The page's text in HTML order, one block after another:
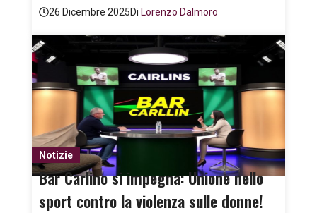
26 Dicembre 2025Di Lorenzo Dalmoro
Notizie
Bar Carlino si impegna: Unione nello
sport contro la violenza sulle donne!